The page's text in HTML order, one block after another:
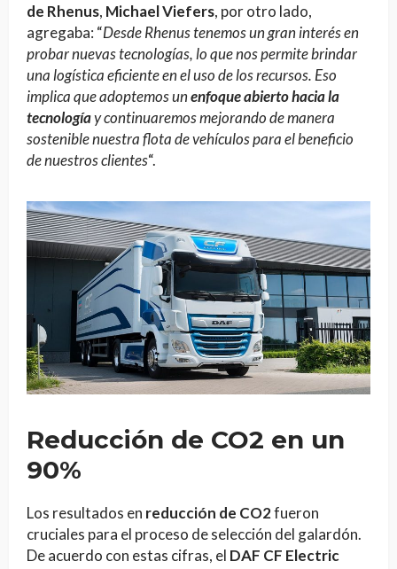
de Rhenus, Michael Viefers, por otro lado,
agregaba: “Desde Rhenus tenemos un gran interés en
probar nuevas tecnologías, lo que nos permite brindar
una logística eficiente en el uso de los recursos. Eso
implica que adoptemos unenfoque abierto hacia la
tecnologíay continuaremos mejorando de manera
sostenible nuestra flota de vehículos para el beneficio
de nuestros clientes“.
Reducción de CO2 en un
90%
Los resultados en reducción de CO2fueron
cruciales para el proceso de selección del galardón.
De acuerdo con estas cifras, el DAF CF Electric